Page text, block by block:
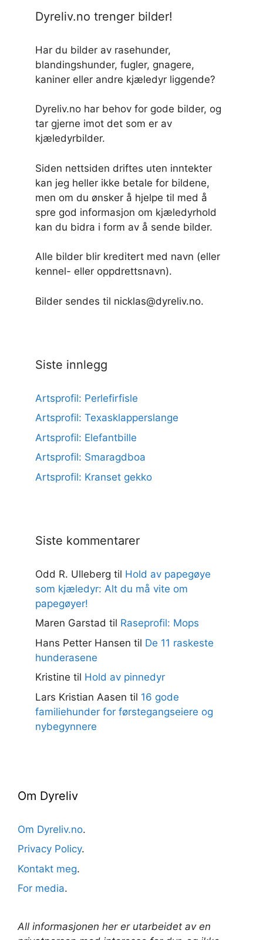
Dyreliv.no trenger bilder!
Har du bilder av rasehunder,
blandingshunder, fugler, gnagere,
kaniner eller andre kjæledyr liggende?
Dyreliv.no har behov for gode bilder, og
tar gjerne imot det som er av
kjæledyrbilder.
Siden nettsiden driftes uten inntekter
kan jeg heller ikke betale for bildene,
men om du ønsker å hjelpe til med å
spre god informasjon om kjæledyrhold
kan du bidra i form av å sende bilder.
Alle bilder blir kreditert med navn (eller
kennel- eller oppdrettsnavn).
Bilder sendes til nicklas@dyreliv.no.
Siste innlegg
Artsprofil: Perlefirfisle
Artsprofil: Texasklapperslange
Artsprofil: Elefantbille
Artsprofil: Smaragdboa
Artsprofil: Kranset gekko
Siste kommentarer
Odd R. Ulleberg til Hold av papegøye
som kjæledyr: Alt du må vite om
papegøyer!
Maren Garstad til Raseprofil: Mops
Hans Petter Hansen til De 11 raskeste
hunderasene
Kristine til Hold av pinnedyr
Lars Kristian Aasen til 16 gode
familiehunder for førstegangseiere og
nybegynnere
Om Dyreliv
Om Dyreliv.no.
Privacy Policy.
Kontakt meg.
For media.
All informasjonen her er utarbeidet av en